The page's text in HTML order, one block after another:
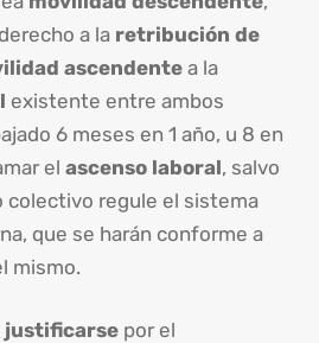
a la retribución de
ascendente a la
existente entre ambos
6 meses en 1 año, u 8 en
el ascenso laboral, salvo
colectivo regule el sistema
que se harán conforme a
mismo.
justificarse por el